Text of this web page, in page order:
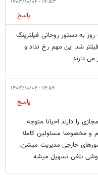
پاسخ
آبان 98 در عرض یک روز به دستور روحانی فیلترینگ
1401 که بار دیگر فیلتر شد این مهم رخ نداد و
دارند
۱۴:۵۹ - ۱۴۰۳/۱۰/۰۴
پاسخ
را دارند احیانا متوجه
و مخصوصا مسئولین کاملا
خارجی مدیریت میشن.
گوشی تلفن تسهیل میشه